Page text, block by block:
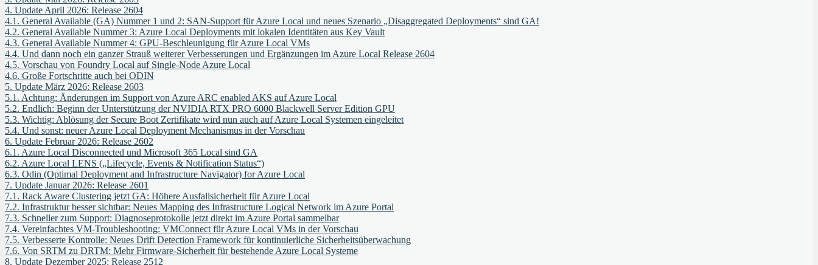
4. Update April 2026: Release 2604
4.1. General Available (GA) Nummer 1 und 2: SAN-Support für Azure Local und neues Szenario „Disaggregated Deployments“ sind GA!
4.2. General Available Nummer 3: Azure Local Deployments mit lokalen Identitäten aus Key Vault
4.3. General Available Nummer 4: GPU-Beschleunigung für Azure Local VMs
4.4. Und dann noch ein ganzer Strauß weiterer Verbesserungen und Ergänzungen im Azure Local Release 2604
4.5. Vorschau von Foundry Local auf Single-Node Azure Local
4.6. Große Fortschritte auch bei ODIN
5. Update März 2026: Release 2603
5.1. Achtung: Änderungen im Support von Azure ARC enabled AKS auf Azure Local
5.2. Endlich: Beginn der Unterstützung der NVIDIA RTX PRO 6000 Blackwell Server Edition GPU
5.3. Wichtig: Ablösung der Secure Boot Zertifikate wird nun auch auf Azure Local Systemen eingeleitet
5.4. Und sonst: neuer Azure Local Deployment Mechanismus in der Vorschau
6. Update Februar 2026: Release 2602
6.1. Azure Local Disconnected und Microsoft 365 Local sind GA
6.2. Azure Local LENS („Lifecycle, Events & Notification Status“)
6.3. Odin (Optimal Deployment and Infrastructure Navigator) for Azure Local
7. Update Januar 2026: Release 2601
7.1. Rack Aware Clustering jetzt GA: Höhere Ausfallsicherheit für Azure Local
7.2. Infrastruktur besser sichtbar: Neues Mapping des Infrastructure Logical Network im Azure Portal
7.3. Schneller zum Support: Diagnoseprotokolle jetzt direkt im Azure Portal sammelbar
7.4. Vereinfachtes VM‑Troubleshooting: VMConnect für Azure Local VMs in der Vorschau
7.5. Verbesserte Kontrolle: Neues Drift Detection Framework für kontinuierliche Sicherheitsüberwachung
7.6. Von SRTM zu DRTM: Mehr Firmware‑Sicherheit für bestehende Azure Local Systeme
8. Update Dezember 2025: Release 2512